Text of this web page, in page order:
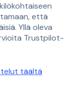
että
Yllä oleva
Trustpilot-
täältä